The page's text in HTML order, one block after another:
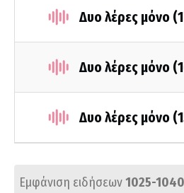
Δυο λέρες μόνο
Δυο λέρες μόνο
Δυο λέρες μόνο
Εμφάνιση ειδήσεων1025-1040